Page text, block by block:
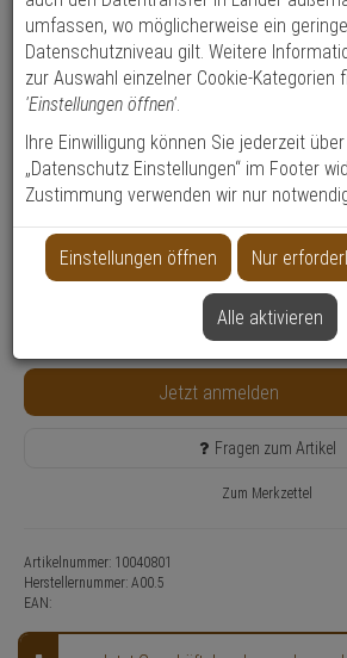
Suche
starten.
Produktmerkmale
Datenblatt drucken
Produktinformationen
Zubehörartikel
Einsatzbereich:Tür
Anwendung:Zutrittskontrolle
Jetzt anmelden
Fragen zum Artikel
Zum Merkzettel
Artikelnummer: 10040801
Herstellernummer: A00.5
EAN:
umfassen, wo möglicherweise ein
Datenschutzniveau gilt. Weitere
zur Auswahl einzelner Cookie-Kategorien
'Einstellungen öffnen'.
Ihre Einwilligung können Sie jederzeit
„Datenschutz Einstellungen“ im Footer
Zustimmung verwenden wir nur
Einstellungen öffnen Nur
Alle aktivieren